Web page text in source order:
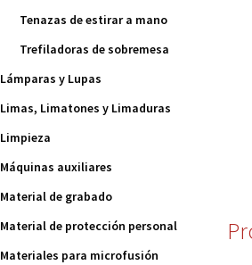
Tenazas de estirar a mano
Trefiladoras de sobremesa
Lámparas y Lupas
Limas, Limatones y Limaduras
Limpieza
Máquinas auxiliares
Material de grabado
Material de protección personal
Materiales para microfusión